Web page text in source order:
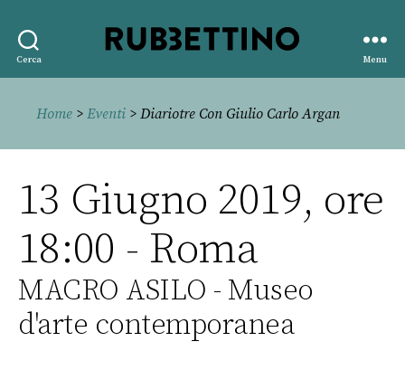
Cerca
editore
Menu
Home > Eventi > Diariotre Con Giulio Carlo Argan
13 Giugno 2019, ore
18:00 - Roma
MACRO ASILO - Museo
d'arte contemporanea